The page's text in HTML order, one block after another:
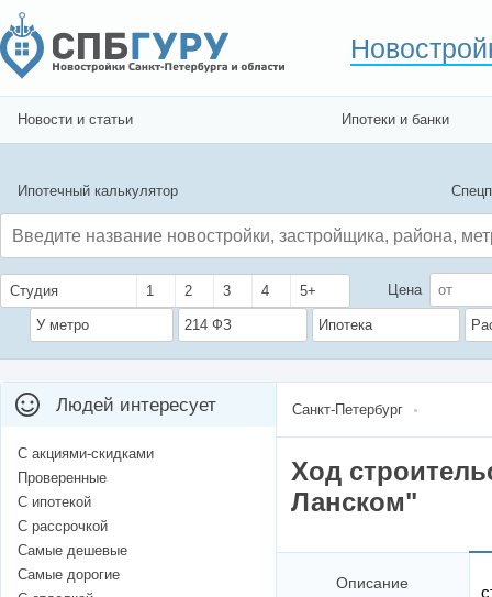
Новости и статьи Ипотеки и банки
Ипотечный калькулятор
Студия 1 2 3 4 5+ Цена
У метро 214 ФЗ Ипотека
Санкт-Петербург
Ход
Ланском"
Описание
Людей интересует
С акциями-скидками
Проверенные
С ипотекой
С рассрочкой
Самые дешевые
Самые дорогие